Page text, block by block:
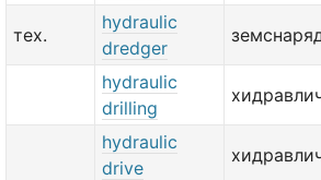
тех.
hydraulic
dredger
hydraulic
drilling
hydraulic
drive